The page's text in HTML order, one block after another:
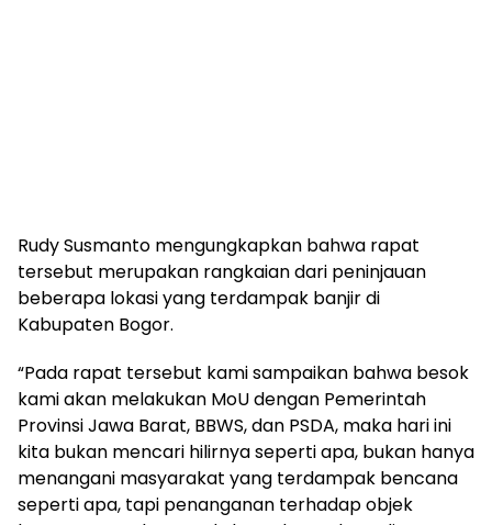
Rudy Susmanto mengungkapkan bahwa rapat
tersebut merupakan rangkaian dari peninjauan
beberapa lokasi yang terdampak banjir di
Kabupaten Bogor.
“Pada rapat tersebut kami sampaikan bahwa besok
kami akan melakukan MoU dengan Pemerintah
Provinsi Jawa Barat, BBWS, dan PSDA, maka hari ini
kita bukan mencari hilirnya seperti apa, bukan hanya
menangani masyarakat yang terdampak bencana
seperti apa, tapi penanganan terhadap objek